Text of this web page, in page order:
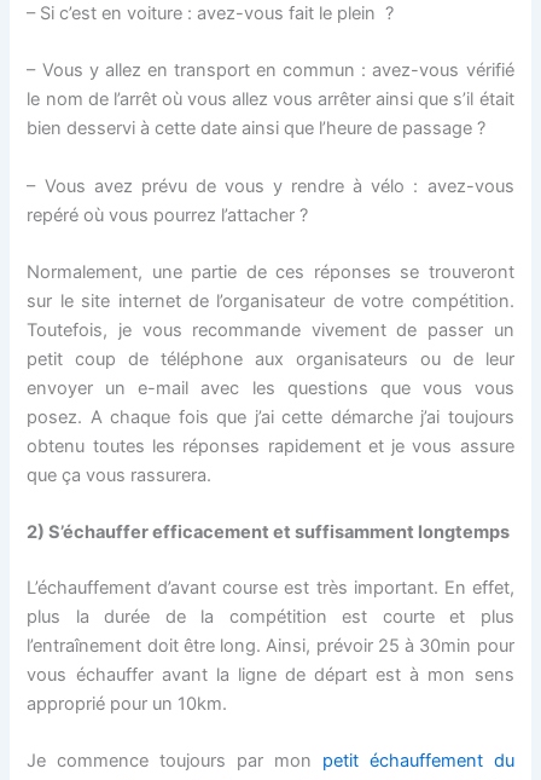
– Si c’est en voiture : avez-vous fait le plein ?
– Vous y allez en transport en commun : avez-vous vérifié
le nom de l’arrêt où vous allez vous arrêter ainsi que s’il était
bien desservi à cette date ainsi que l’heure de passage ?
– Vous avez prévu de vous y rendre à vélo : avez-vous
repéré où vous pourrez l’attacher ?
Normalement, une partie de ces réponses se trouveront
sur le site internet de l’organisateur de votre compétition.
Toutefois, je vous recommande vivement de passer un
petit coup de téléphone aux organisateurs ou de leur
envoyer un e-mail avec les questions que vous vous
posez. A chaque fois que j’ai cette démarche j’ai toujours
obtenu toutes les réponses rapidement et je vous assure
que ça vous rassurera.
2)S’échauffer efficacement et suffisamment longtemps
L’échauffement d’avant course est très important. En effet,
plus la durée de la compétition est courte et plus
l’entraînement doit être long. Ainsi, prévoir 25 à 30min pour
vous échauffer avant la ligne de départ est à mon sens
approprié pour un 10km.
Je commence toujours par mon petit échauffement du